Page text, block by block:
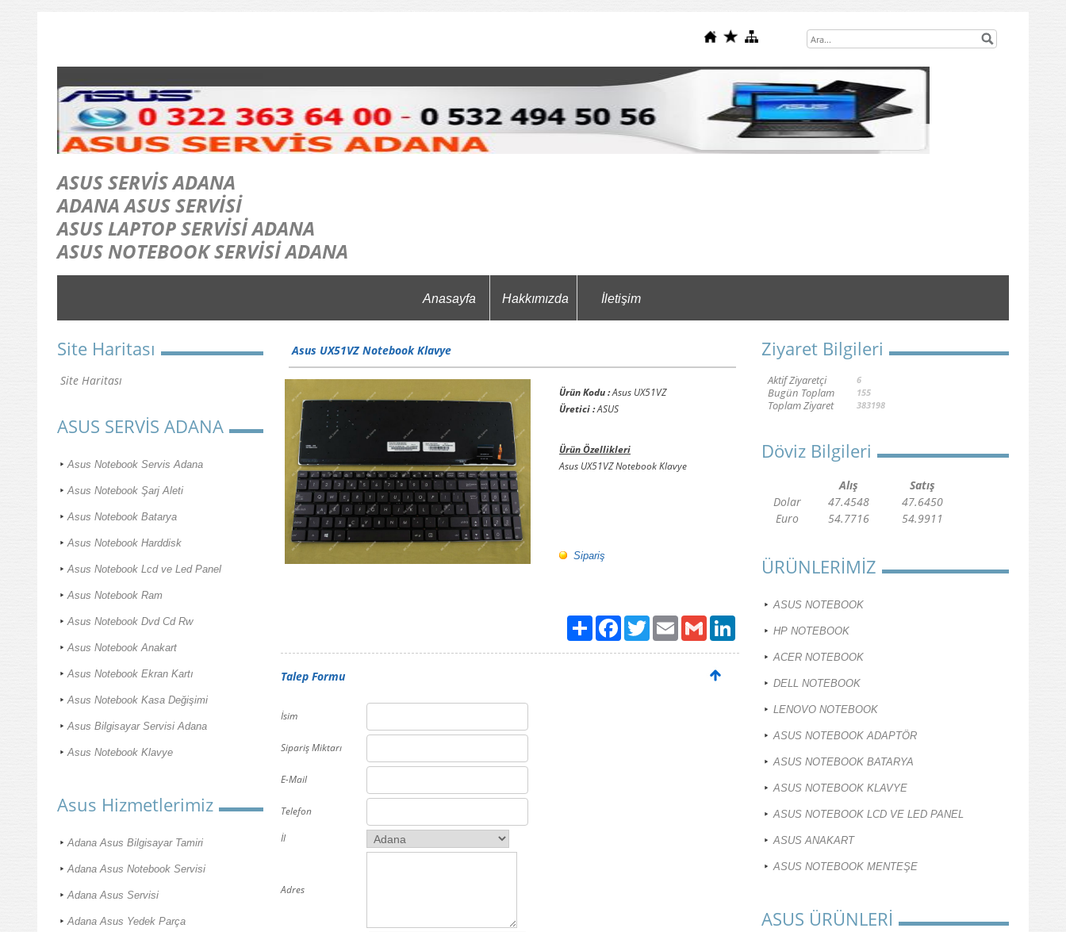
ASUS SERVİS ADANA
ADANA ASUS SERVİSİ
ASUS LAPTOP SERVİSİ ADANA
ASUS NOTEBOOK SERVİSİ ADANA
Anasayfa Hakkımızda İletişim
Site Haritası
Site Haritası
ASUS SERVİS ADANA
Asus Notebook Servis Adana
Asus Notebook Şarj Aleti
Asus Notebook Batarya
Asus Notebook Harddisk
Asus Notebook Lcd ve Led Panel
Asus Notebook Ram
Asus Notebook Dvd Cd Rw
Asus Notebook Anakart
Asus Notebook Ekran Kartı
Asus Notebook Kasa Değişimi
Asus Bilgisayar Servisi Adana
Asus Notebook Klavye
Asus Hizmetlerimiz
Adana Asus Bilgisayar Tamiri
Adana Asus Notebook Servisi
Adana Asus Servisi
Adana Asus Yedek Parça
Asus UX51VZ Notebook Klavye
Ürün Kodu :Asus UX51VZ
Üretici :ASUS
Ürün Özellikleri
Asus UX51VZ Notebook Klavye
Sipariş
Paylaş FacebookTwitter Email Gmail
Talep Formu
İsim
Sipariş Miktarı
E-Mail
Telefon
İl
Adres
Ziyaret Bilgileri
Aktif Ziyaretçi 6
Bugün Toplam 155
Toplam Ziyaret 383198
Döviz Bilgileri
Alış
Satış
Dolar
47.4548
47.6450
Euro
54.7716 54.9911
ÜRÜNLERİMİZ
ASUS NOTEBOOK
HP NOTEBOOK
ACER NOTEBOOK
DELL NOTEBOOK
LENOVO NOTEBOOK
ASUS NOTEBOOK ADAPTÖR
ASUS NOTEBOOK BATARYA
ASUS NOTEBOOK KLAVYE
ASUS NOTEBOOK LCD VE LED PANEL
ASUS ANAKART
ASUS NOTEBOOK MENTEŞE
ASUS ÜRÜNLERİ